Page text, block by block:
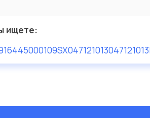
ищете:
45000109SX047121013